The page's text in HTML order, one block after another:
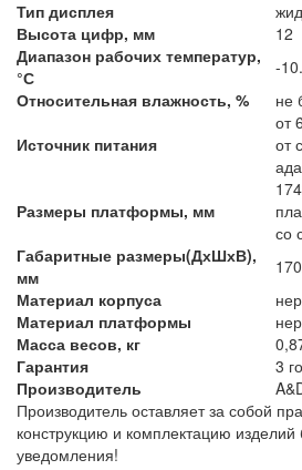
Тип дисплея
Высота цифр, мм
12
Диапазон рабочих температур,
°С
-
Относительная влажность, %
не
Источник питания
от
от
Размеры платформы, мм
со
Габаритные размеры(ДхШхВ),
мм
Материал корпуса
Материал платформы
Масса весов, кг
Гарантия
3
Производитель
Производитель оставляет за собой
конструкцию и комплектацию изделий
уведомления!